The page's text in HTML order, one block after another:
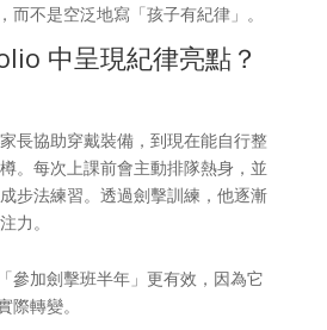
而不是空泛地寫「孩子有紀律」。
中呈現紀律亮點？
長協助穿戴裝備，到現在能自行整
。每次上課前會主動排隊熱身，並
步法練習。透過劍擊訓練，他逐漸
力。
參加劍擊班半年」更有效，因為它
際轉變。